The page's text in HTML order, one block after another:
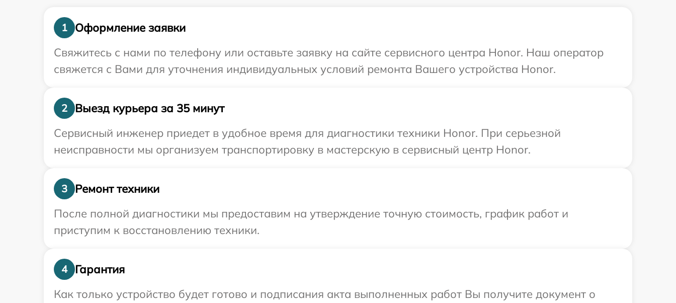
1
Оформление заявки
Свяжитесь с нами по телефону или оставьте заявку на сайте сервисного центра Honor. Наш оператор
свяжется с Вами для уточнения индивидуальных условий ремонта Вашего устройства Honor.
2
Выезд курьера за 35 минут
Сервисный инженер приедет в удобное время для диагностики техники Honor. При серьезной
неисправности мы организуем транспортировку в мастерскую в сервисный центр Honor.
3
Ремонт техники
После полной диагностики мы предоставим на утверждение точную стоимость, график работ и
приступим к восстановлению техники.
4
Гарантия
Как только устройство будет готово и подписания акта выполненных работ Вы получите документ о